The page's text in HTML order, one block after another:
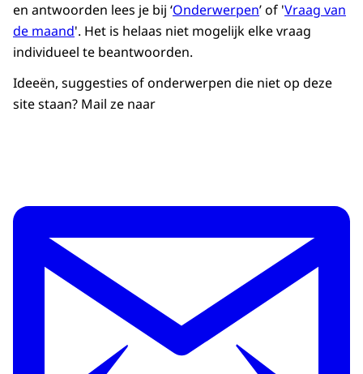
en antwoorden lees je bij ‘Onderwerpen’ of 'Vraag van
de maand'. Het is helaas niet mogelijk elke vraag
individueel te beantwoorden.
Ideeën, suggesties of onderwerpen die niet op deze
site staan? Mail ze naar